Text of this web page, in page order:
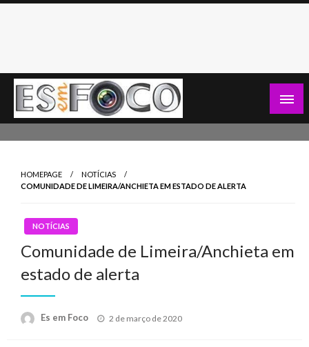
Skip
HOMEPAGE
NOTÍCIAS
COMUNIDADE DE LIMEIRA/ANCHIETA EM ESTADO DE ALERTA
NOTÍCIAS
Comunidade de Limeira/Anchieta em
estado de alerta
Es em Foco
Posted
2 de março de 2020